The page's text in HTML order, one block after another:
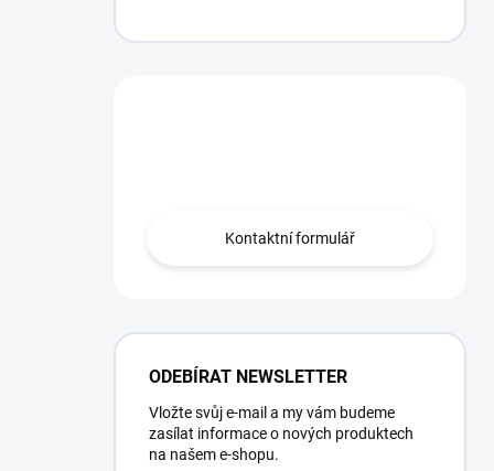
Kontaktní formulář
ODEBÍRAT NEWSLETTER
Vložte svůj e-mail a my vám budeme
zasílat informace o nových produktech
na našem e-shopu.